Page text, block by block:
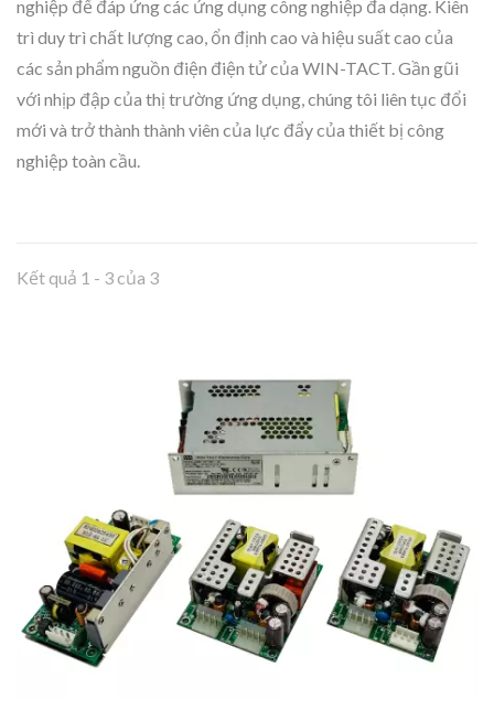
nghiệp để đáp ứng các ứng dụng công nghiệp đa dạng. Kiên
trì duy trì chất lượng cao, ổn định cao và hiệu suất cao của
các sản phẩm nguồn điện điện tử của WIN-TACT. Gần gũi
với nhịp đập của thị trường ứng dụng, chúng tôi liên tục đổi
mới và trở thành thành viên của lực đẩy của thiết bị công
nghiệp toàn cầu.
Kết quả 1 - 3 của 3